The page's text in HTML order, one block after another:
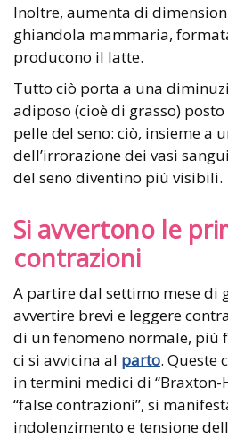
Inoltre, aumenta di
ghiandola mammaria,
producono il latte.
Tutto ciò porta a una
adiposo (cioè di grasso)
pelle del seno: ciò, insieme a
dell’irrorazione dei vasi
del seno diventino più visibili.
Si avvertono le
contrazioni
A partire dal settimo mese di
avvertire brevi e leggere
di un fenomeno normale, più
ci si avvicina al parto. Queste
in termini medici di “Braxton-
“false contrazioni”, si
indolenzimento e tensione